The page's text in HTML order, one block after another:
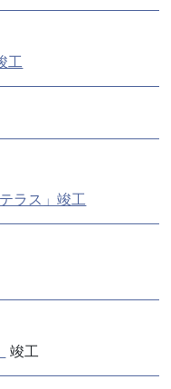
工
ラス」竣工
竣工